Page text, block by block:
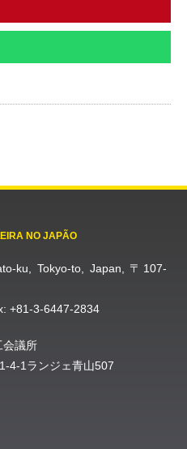
NO JAPÃO
ku, Tokyo-to, Japan, 〒107-
+81-3-6447-2834
会議所
4-1ランジェ青山507